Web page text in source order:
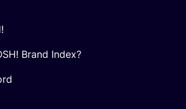
Brand Index?